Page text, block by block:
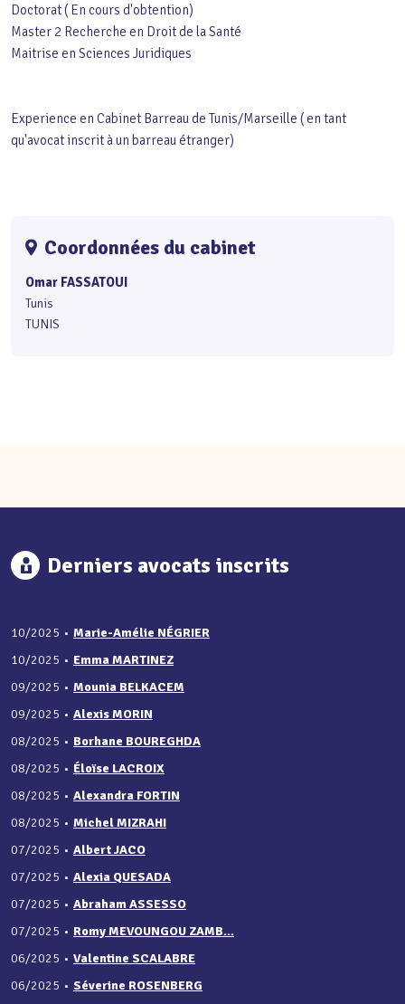
Doctorat ( En cours d'obtention)
Master 2 Recherche en Droit de la Santé
Maitrise en Sciences Juridiques
Experience en Cabinet Barreau de Tunis/Marseille ( en tant
qu'avocat inscrit à un barreau étranger)
Coordonnées du cabinet
Omar FASSATOUI
Tunis
TUNIS
Derniers avocats inscrits
10/2025 • Marie-Amélie NÉGRIER
10/2025 • Emma MARTINEZ
09/2025 • Mounia BELKACEM
09/2025 • Alexis MORIN
08/2025 • Borhane BOUREGHDA
08/2025 • Éloïse LACROIX
08/2025 • Alexandra FORTIN
08/2025 • Michel MIZRAHI
07/2025 • Albert JACO
07/2025 • Alexia QUESADA
07/2025 • Abraham ASSESSO
07/2025 • Romy MEVOUNGOU ZAMB...
06/2025 • Valentine SCALABRE
06/2025 • Séverine ROSENBERG